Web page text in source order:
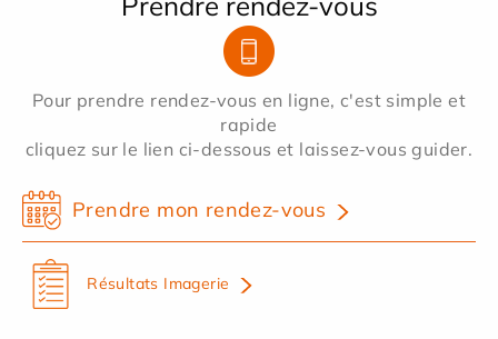
Pour prendre rendez-vous en ligne, c'est simple et
rapide
cliquez sur le lien ci-dessous et laissez-vous guider.
Prendre mon rendez-vous
Résultats Imagerie